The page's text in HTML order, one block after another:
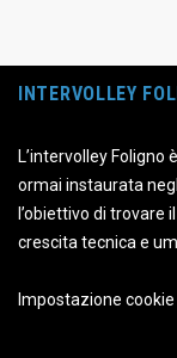
INTERVOLLEY
L’intervolley Foligno
ormai instaurata
l’obiettivo di trovare
crescita tecnica e
Impostazione cookie